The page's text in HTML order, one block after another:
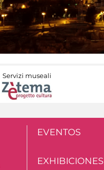
Servizi museali
EVENTOS
EXHIBICIONES